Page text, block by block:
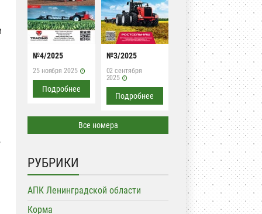
№4/2025
25 ноября 2025
Подробнее
№3/2025
02 сентября
2025
Подробнее
Все номера
РУБРИКИ
АПК Ленинградской области
Корма